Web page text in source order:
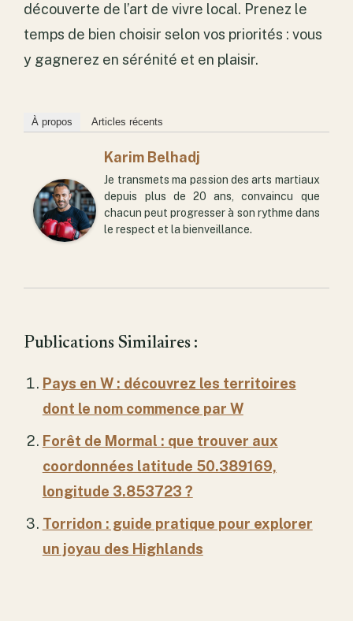
découverte de l’art de vivre local. Prenez le
temps de bien choisir selon vos priorités : vous
y gagnerez en sérénité et en plaisir.
À propos Articles récents
Karim Belhadj
Je transmets ma passion des arts martiaux
depuis plus de 20 ans, convaincu que
chacun peut progresser à son rythme dans
le respect et la bienveillance.
Publications Similaires :
Pays en W : découvrez les territoires
dont le nom commence par W
Forêt de Mormal : que trouver aux
coordonnées latitude 50.389169,
longitude 3.853723 ?
Torridon : guide pratique pour explorer
un joyau des Highlands